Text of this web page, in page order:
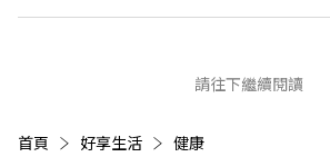
請往下繼續閱讀
首頁 好享生活 健康